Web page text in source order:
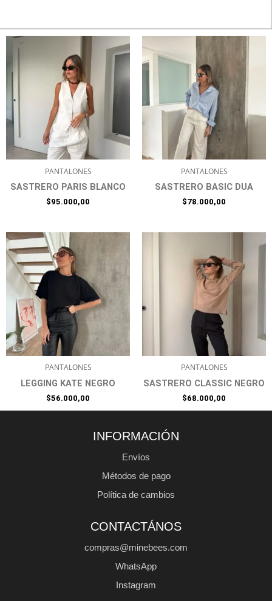
PANTALONES
SASTRERO PARIS BLANCO
$95.000,00
PANTALONES
SASTRERO BASIC DUA
$78.000,00
PANTALONES
LEGGING KATE NEGRO
$56.000,00
PANTALONES
SASTRERO CLASSIC NEGRO
$68.000,00
INFORMACIÓN
Envíos
Métodos de pago
Política de cambios
CONTACTÁNOS
compras@minebees.com
WhatsApp
Instagram